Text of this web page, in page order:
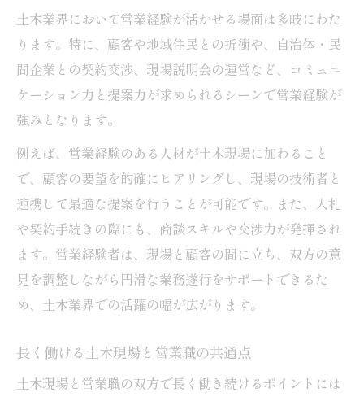
土木業界において営業経験が活かせる場面は多岐にわた
ります。特に、顧客や地域住民との折衝や、自治体・民
間企業との契約交渉、現場説明会の運営など、コミュニ
ケーション力と提案力が求められるシーンで営業経験が
強みとなります。
例えば、営業経験のある人材が土木現場に加わること
で、顧客の要望を的確にヒアリングし、現場の技術者と
連携して最適な提案を行うことが可能です。また、入札
や契約手続きの際にも、商談スキルや交渉力が発揮され
ます。営業経験者は、現場と顧客の間に立ち、双方の意
見を調整しながら円滑な業務遂行をサポートできるた
め、土木業界での活躍の幅が広がります。
長く働ける土木現場と営業職の共通点
土木現場と営業職の双方で長く働き続けるポイントには